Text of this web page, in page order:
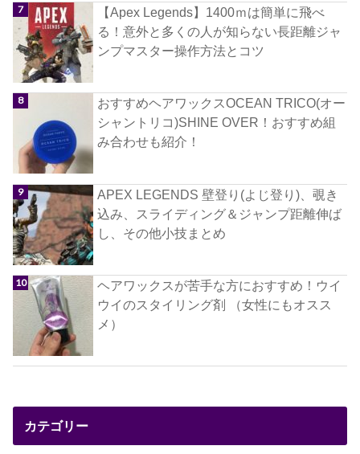
【Apex Legends】1400ｍは簡単に飛べ
る！意外と多くの人が知らない長距離ジャ
ンプマスター操作方法とコツ
おすすめヘアワックスOCEAN TRICO(オー
シャントリコ)SHINE OVER！おすすめ組
み合わせも紹介！
APEX LEGENDS 壁登り(よじ登り)、覗き
込み、スライディング＆ジャンプ距離伸ば
し、その他小技まとめ
ヘアワックスが苦手な方におすすめ！ウイ
ウイのスタイリング剤 （女性にもオスス
メ）
カテゴリー